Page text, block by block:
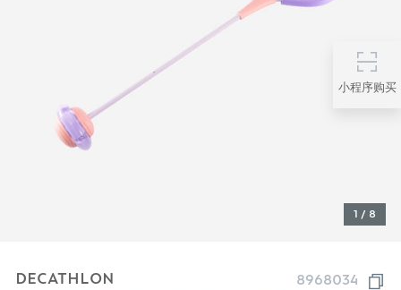
小程序购买
1 / 8
DECATHLON 8968034